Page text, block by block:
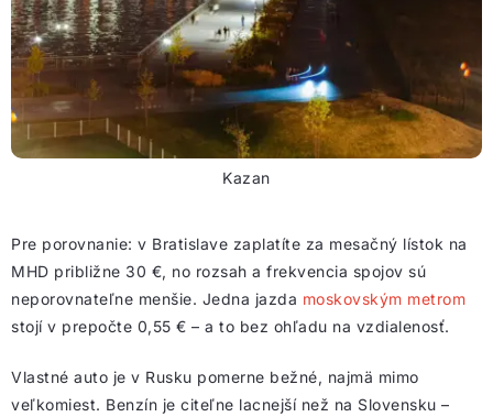
Kazan
Pre porovnanie: v Bratislave zaplatíte za mesačný lístok na
MHD približne 30 €, no rozsah a frekvencia spojov sú
neporovnateľne menšie. Jedna jazda moskovským metrom
stojí v prepočte 0,55 € – a to bez ohľadu na vzdialenosť.
Vlastné auto je v Rusku pomerne bežné, najmä mimo
veľkomiest. Benzín je citeľne lacnejší než na Slovensku –